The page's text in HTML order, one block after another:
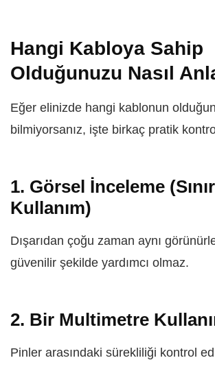
Hangi Kabloya Sahip
Olduğunuzu Nasıl
Eğer elinizde hangi kablonun
bilmiyorsanız, işte birkaç pratik
1. Görsel İnceleme
Kullanım)
Dışarıdan çoğu zaman aynı
güvenilir şekilde yardımcı olmaz.
2. Bir Multimetre
Pinler arasındaki sürekliliği kontrol